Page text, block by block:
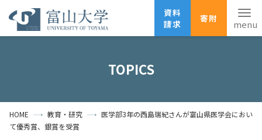
資料
請求
寄附
資料請求
寄附
広報刊行物
TOPICS
HOME 教育・研究
医学部3年の西島瑞紀さんが富山県医学会におい
て優秀賞、銀賞を受賞